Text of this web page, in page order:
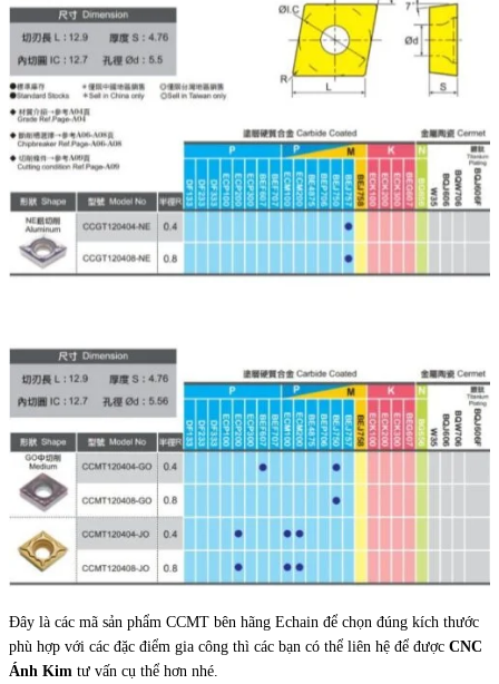
Đây là các mã sản phẩm CCMT bên hãng Echain để chọn đúng kích thước
phù hợp với các đặc điểm gia công thì các bạn có thể liên hệ để được CNC
Ánh Kim tư vấn cụ thể hơn nhé.